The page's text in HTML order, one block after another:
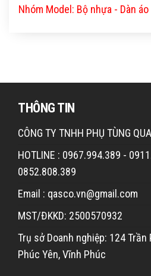
Nhóm Model: Bộ nhựa - Dàn áo
THÔNG TIN
CÔNG TY TNHH PHỤ TÙNG
HOTLINE : 0967.994.389 -
0852.808.389
Email : qasco.vn@gmail.com
MST/ĐKKD: 2500570932
Trụ sở Doanh nghiệp: 124 Trần
Phúc Yên, Vĩnh Phúc